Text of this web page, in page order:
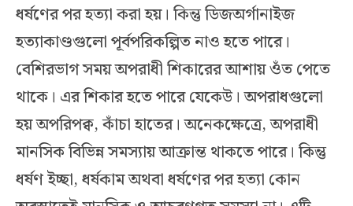
ধর্ষণের পর হত্যা করা হয়। কিন্তু ডিজঅর্গানাইজ
হত্যাকাণ্ডগুলো পূর্বপরিকল্পিত নাও হতে পারে।
বেশিরভাগ সময় অপরাধী শিকারের আশায় ওঁত পেতে
থাকে। এর শিকার হতে পারে যেকেউ। অপরাধগুলো
হয় অপরিপক্ব, কাঁচা হাতের। অনেকক্ষেত্রে, অপরাধী
মানসিক বিভিন্ন সমস্যায় আক্রান্ত থাকতে পারে। কিন্তু
ধর্ষণ ইচ্ছা, ধর্ষকাম অথবা ধর্ষণের পর হত্যা কোন